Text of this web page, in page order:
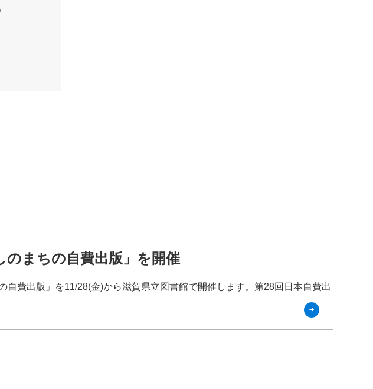
のまちの自費出版」を開催
費出版」を11/28(金)から滋賀県立図書館で開催します。第28回日本自費出